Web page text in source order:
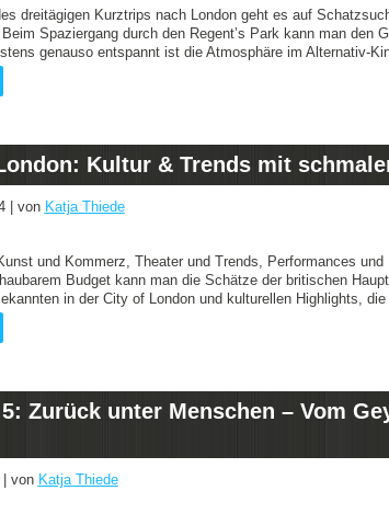
dreitägigen Kurztrips nach London geht es auf
Spaziergang durch den Regent’s Park kann man den
genauso entspannt ist die Atmosphäre im Alternativ-
Kultur & Trends mit
| von Katja Thiede
und Kommerz, Theater und Trends, Performances
Budget kann man die Schätze der britischen
in der City of London und kulturellen Highlights,
Zurück unter Menschen – Vom
| von Katja Thiede